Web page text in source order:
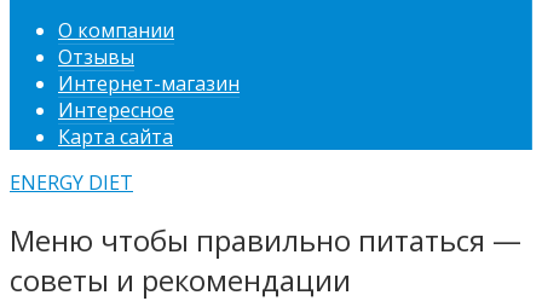
О компании
Отзывы
Интернет-магазин
Интересное
Карта сайта
ENERGY DIET
Меню чтобы правильно питаться —
советы и рекомендации